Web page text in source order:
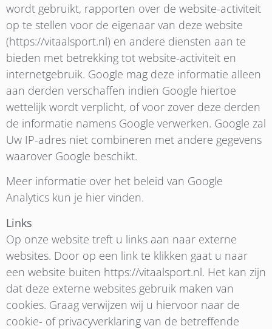
wordt gebruikt, rapporten over de website-activiteit
op te stellen voor de eigenaar van deze website
(https://vitaalsport.nl) en andere diensten aan te
bieden met betrekking tot website-activiteit en
internetgebruik. Google mag deze informatie alleen
aan derden verschaffen indien Google hiertoe
wettelijk wordt verplicht, of voor zover deze derden
de informatie namens Google verwerken. Google zal
Uw IP-adres niet combineren met andere gegevens
waarover Google beschikt.
Meer informatie over het beleid van Google
Analytics kun je hier vinden.
Links
Op onze website treft u links aan naar externe
websites. Door op een link te klikken gaat u naar
een website buiten https://vitaalsport.nl. Het kan zijn
dat deze externe websites gebruik maken van
cookies. Graag verwijzen wij u hiervoor naar de
cookie- of privacyverklaring van de betreffende